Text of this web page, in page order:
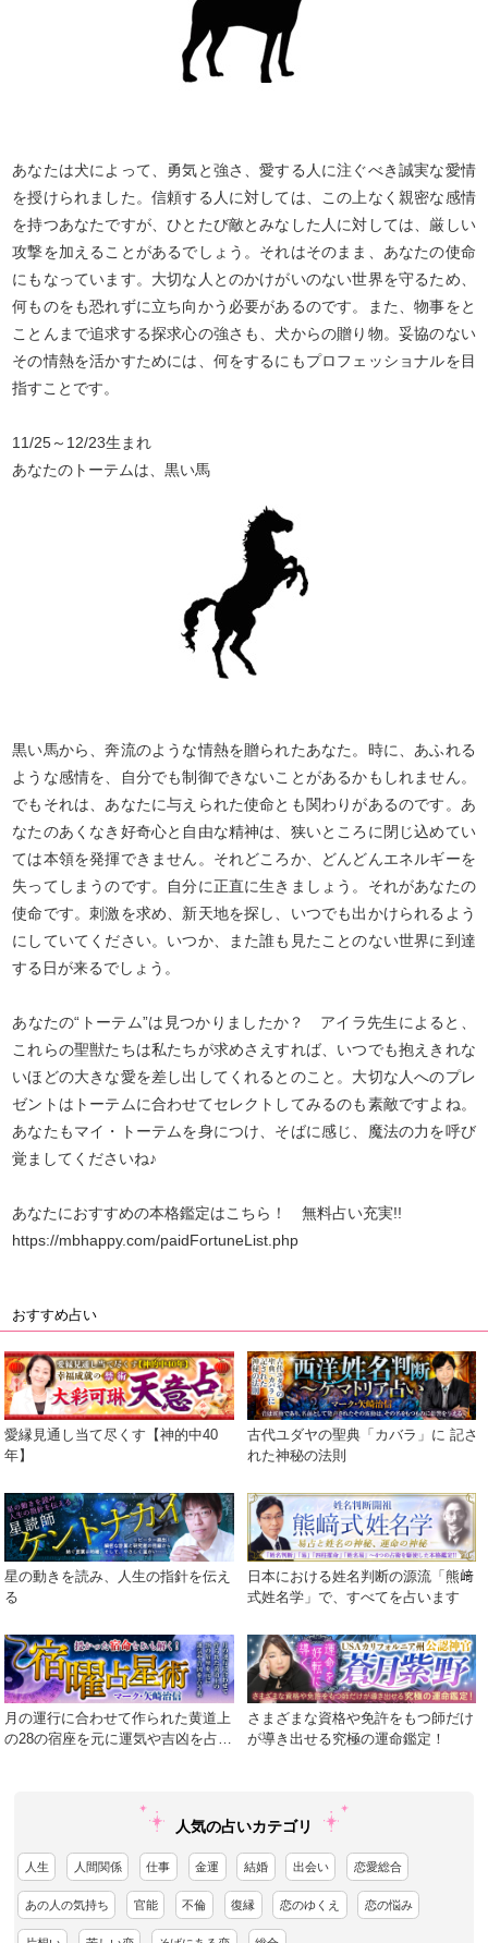
あなたは犬によって、勇気と強さ、愛する人に注ぐべき誠実な愛情
を授けられました。信頼する人に対しては、この上なく親密な感情
を持つあなたですが、ひとたび敵とみなした人に対しては、厳しい
攻撃を加えることがあるでしょう。それはそのまま、あなたの使命
にもなっています。大切な人とのかけがいのない世界を守るため、
何ものをも恐れずに立ち向かう必要があるのです。また、物事をと
ことんまで追求する探求心の強さも、犬からの贈り物。妥協のない
その情熱を活かすためには、何をするにもプロフェッショナルを目
指すことです。
11/25～12/23生まれ
あなたのトーテムは、黒い馬
黒い馬から、奔流のような情熱を贈られたあなた。時に、あふれる
ような感情を、自分でも制御できないことがあるかもしれません。
でもそれは、あなたに与えられた使命とも関わりがあるのです。あ
なたのあくなき好奇心と自由な精神は、狭いところに閉じ込めてい
ては本領を発揮できません。それどころか、どんどんエネルギーを
失ってしまうのです。自分に正直に生きましょう。それがあなたの
使命です。刺激を求め、新天地を探し、いつでも出かけられるよう
にしていてください。いつか、また誰も見たことのない世界に到達
する日が来るでしょう。
あなたの“トーテム”は見つかりましたか？ アイラ先生によると、
これらの聖獣たちは私たちが求めさえすれば、いつでも抱えきれな
いほどの大きな愛を差し出してくれるとのこと。大切な人へのプレ
ゼントはトーテムに合わせてセレクトしてみるのも素敵ですよね。
あなたもマイ・トーテムを身につけ、そばに感じ、魔法の力を呼び
覚ましてくださいね♪
あなたにおすすめの本格鑑定はこちら！ 無料占い充実!!
https://mbhappy.com/paidFortuneList.php
おすすめ占い
愛縁見通し当て尽くす【神的中40
年】
古代ユダヤの聖典「カバラ」に 記さ
れた神秘の法則
星の動きを読み、人生の指針を伝え
る
日本における姓名判断の源流「熊﨑
式姓名学」で、すべてを占います
月の運行に合わせて作られた黄道上
の28の宿座を元に運気や吉凶を占う
さまざまな資格や免許をもつ師だけ
が導き出せる究極の運命鑑定！
人気の占いカテゴリ
人生 人間関係 仕事 金運 結婚 出会い 恋愛総合
あの人の気持ち 官能 不倫 復縁 恋のゆくえ 恋の悩み